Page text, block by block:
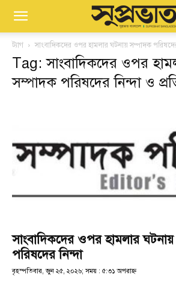
ট্যাগ সাংবাদিকদের ওপর হামলার ঘটনায় সম্পাদক
Tag: সাংবাদিকদের ওপর
সম্পাদক পরিষদের নিন্দা ও
সাংবাদিকদের ওপর হামলার
পরিষদের নিন্দা
বৃহস্পতিবার, জুন ২৫, ২০২৬; সময় : ৫:৩১ অপরাহ্ণ